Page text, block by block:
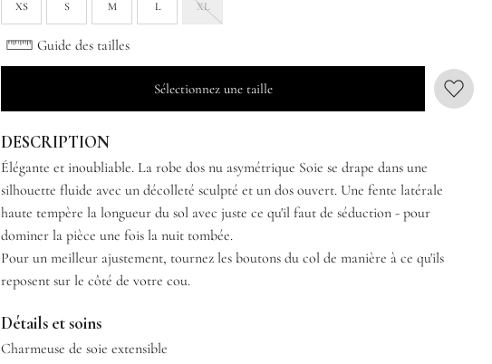
XS S M L XL
Guide des tailles
Sélectionnez une taille
DESCRIPTION
Élégante et inoubliable. La robe dos nu asymétrique Soie se drape dans une
silhouette fluide avec un décolleté sculpté et un dos ouvert. Une fente latérale
haute tempère la longueur du sol avec juste ce qu'il faut de séduction - pour
dominer la pièce une fois la nuit tombée.
Pour un meilleur ajustement, tournez les boutons du col de manière à ce qu'ils
reposent sur le côté de votre cou.
Détails et soins
Charmeuse de soie extensible